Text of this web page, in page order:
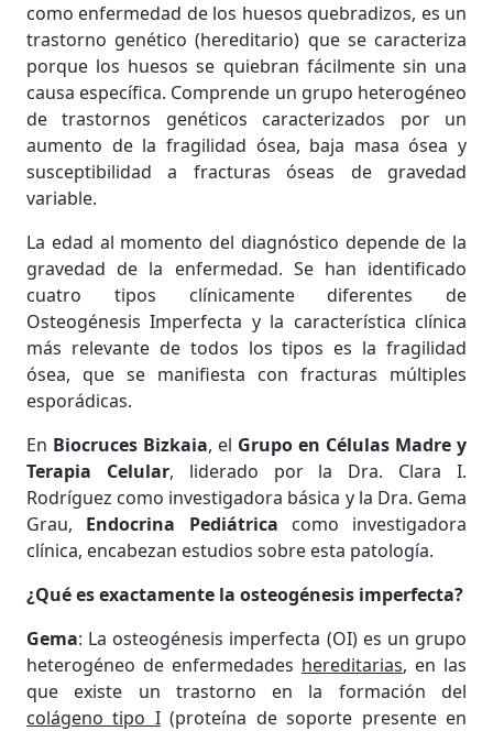
como enfermedad de los huesos quebradizos, es un
trastorno genético (hereditario) que se caracteriza
porque los huesos se quiebran fácilmente sin una
causa específica. Comprende un grupo heterogéneo
de trastornos genéticos caracterizados por un
aumento de la fragilidad ósea, baja masa ósea y
susceptibilidad a fracturas óseas de gravedad
variable.
La edad al momento del diagnóstico depende de la
gravedad de la enfermedad. Se han identificado
cuatro tipos clínicamente diferentes de
Osteogénesis Imperfecta y la característica clínica
más relevante de todos los tipos es la fragilidad
ósea, que se manifiesta con fracturas múltiples
esporádicas.
En Biocruces Bizkaia, el Grupo en Células Madre y
Terapia Celular, liderado por la Dra. Clara I.
Rodríguez como investigadora básica y la Dra. Gema
Grau, Endocrina Pediátrica como investigadora
clínica, encabezan estudios sobre esta patología.
¿Qué es exactamente la osteogénesis imperfecta?
Gema: La osteogénesis imperfecta (OI) es un grupo
heterogéneo de enfermedades hereditarias, en las
que existe un trastorno en la formación del
colágeno tipo I(proteína de soporte presente en